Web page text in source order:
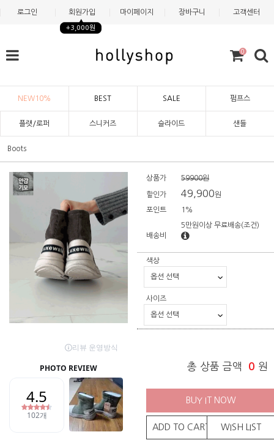
로그인 회원가입
+3,000원
마이페이지 장바구니 고객센터
0
NEW10% BEST SALE 펌프스
플랫/로퍼 스니커즈 슬라이드 샌들
Boots
상품가 59900원
할인가 49,900원
포인트 1%
배송비
5만원이상 무료배송(조건)
색상
사이즈
총 상품 금액 0 원
BUY IT NOW
ADD TO CART WISH LIST